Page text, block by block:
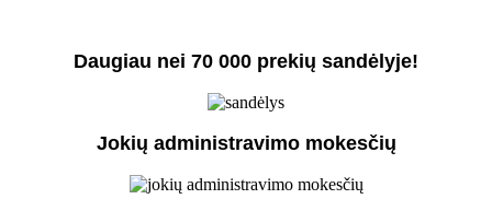
Daugiau nei 70 000 prekių sandėlyje!
Jokių administravimo mokesčių